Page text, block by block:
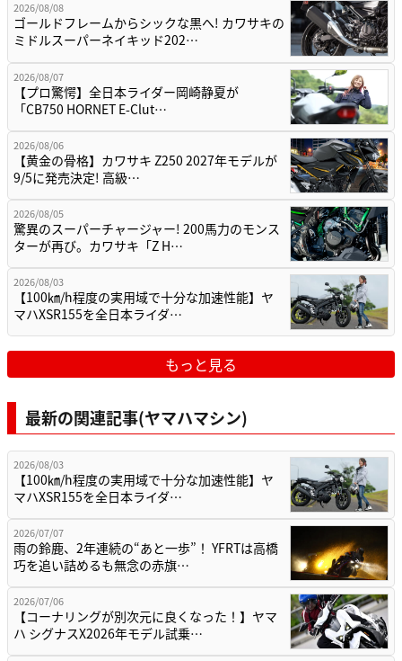
2026/08/08
ゴールドフレームからシックな黒へ! カワサキの
ミドルスーパーネイキッド202…
2026/08/07
【プロ驚愕】全日本ライダー岡崎静夏が
「CB750 HORNET E-Clut…
2026/08/06
【黄金の骨格】カワサキ Z250 2027年モデルが
9/5に発売決定! 高級…
2026/08/05
驚異のスーパーチャージャー! 200馬力のモンス
ターが再び。カワサキ「Z H…
2026/08/03
【100㎞/h程度の実用域で十分な加速性能】ヤ
マハXSR155を全日本ライダ…
もっと見る
最新の関連記事(ヤマハマシン)
2026/08/03
【100㎞/h程度の実用域で十分な加速性能】ヤ
マハXSR155を全日本ライダ…
2026/07/07
雨の鈴鹿、2年連続の“あと一歩”！ YFRTは高橋
巧を追い詰めるも無念の赤旗…
2026/07/06
【コーナリングが別次元に良くなった！】ヤマ
ハ シグナスX2026年モデル試乗…